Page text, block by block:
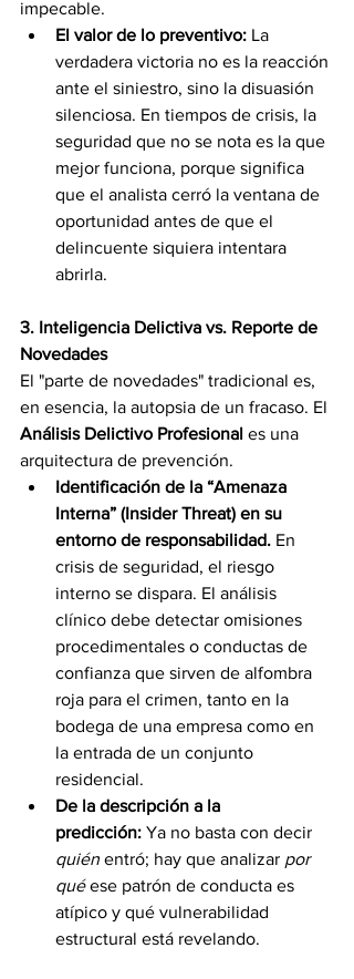
impecable.
El valor de lo preventivo: La
verdadera victoria no es la reacción
ante el siniestro, sino la disuasión
silenciosa. En tiempos de crisis, la
seguridad que no se nota es la que
mejor funciona, porque significa
que el analista cerró la ventana de
oportunidad antes de que el
delincuente siquiera intentara
abrirla.
3. Inteligencia Delictiva vs. Reporte de
Novedades
El "parte de novedades" tradicional es,
en esencia, la autopsia de un fracaso. El
Análisis Delictivo Profesional es una
arquitectura de prevención.
Identificación de la “Amenaza
Interna” (Insider Threat) en su
entorno de responsabilidad. En
crisis de seguridad, el riesgo
interno se dispara. El análisis
clínico debe detectar omisiones
procedimentales o conductas de
confianza que sirven de alfombra
roja para el crimen, tanto en la
bodega de una empresa como en
la entrada de un conjunto
residencial.
De la descripción a la
predicción: Ya no basta con decir
quién entró; hay que analizar por
qué ese patrón de conducta es
atípico y qué vulnerabilidad
estructural está revelando.